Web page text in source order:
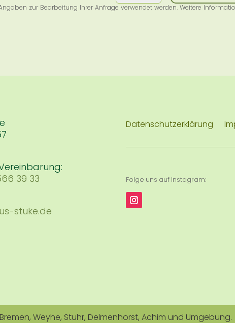
zur Bearbeitung Ihrer Anfrage verwendet werden. Weitere
39 33
stuke.de
Datenschutzerklärung
Folge uns auf Instagram:
Weyhe, Stuhr, Delmenhorst, Achim und Umgebung.